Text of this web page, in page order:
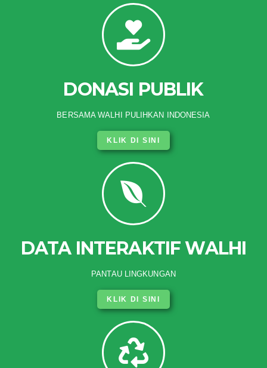
DONASI PUBLIK
BERSAMA WALHI PULIHKAN INDONESIA
KLIK DI SINI
DATA INTERAKTIF WALHI
PANTAU LINGKUNGAN
KLIK DI SINI